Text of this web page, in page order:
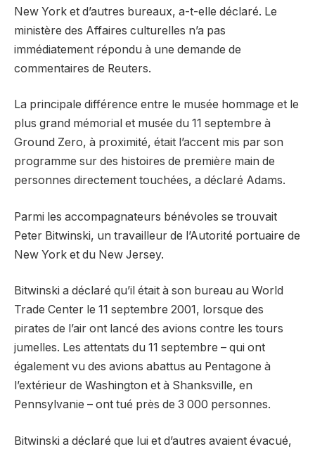
New York et d’autres bureaux, a-t-elle déclaré. Le
ministère des Affaires culturelles n’a pas
immédiatement répondu à une demande de
commentaires de Reuters.
La principale différence entre le musée hommage et le
plus grand mémorial et musée du 11 septembre à
Ground Zero, à proximité, était l’accent mis par son
programme sur des histoires de première main de
personnes directement touchées, a déclaré Adams.
Parmi les accompagnateurs bénévoles se trouvait
Peter Bitwinski, un travailleur de l’Autorité portuaire de
New York et du New Jersey.
Bitwinski a déclaré qu’il était à son bureau au World
Trade Center le 11 septembre 2001, lorsque des
pirates de l’air ont lancé des avions contre les tours
jumelles. Les attentats du 11 septembre – qui ont
également vu des avions abattus au Pentagone à
l’extérieur de Washington et à Shanksville, en
Pennsylvanie – ont tué près de 3 000 personnes.
Bitwinski a déclaré que lui et d’autres avaient évacué,